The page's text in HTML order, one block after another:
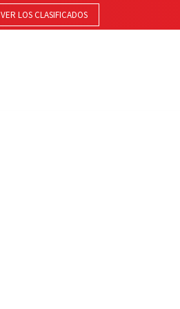
VER LOS CLASIFICADOS